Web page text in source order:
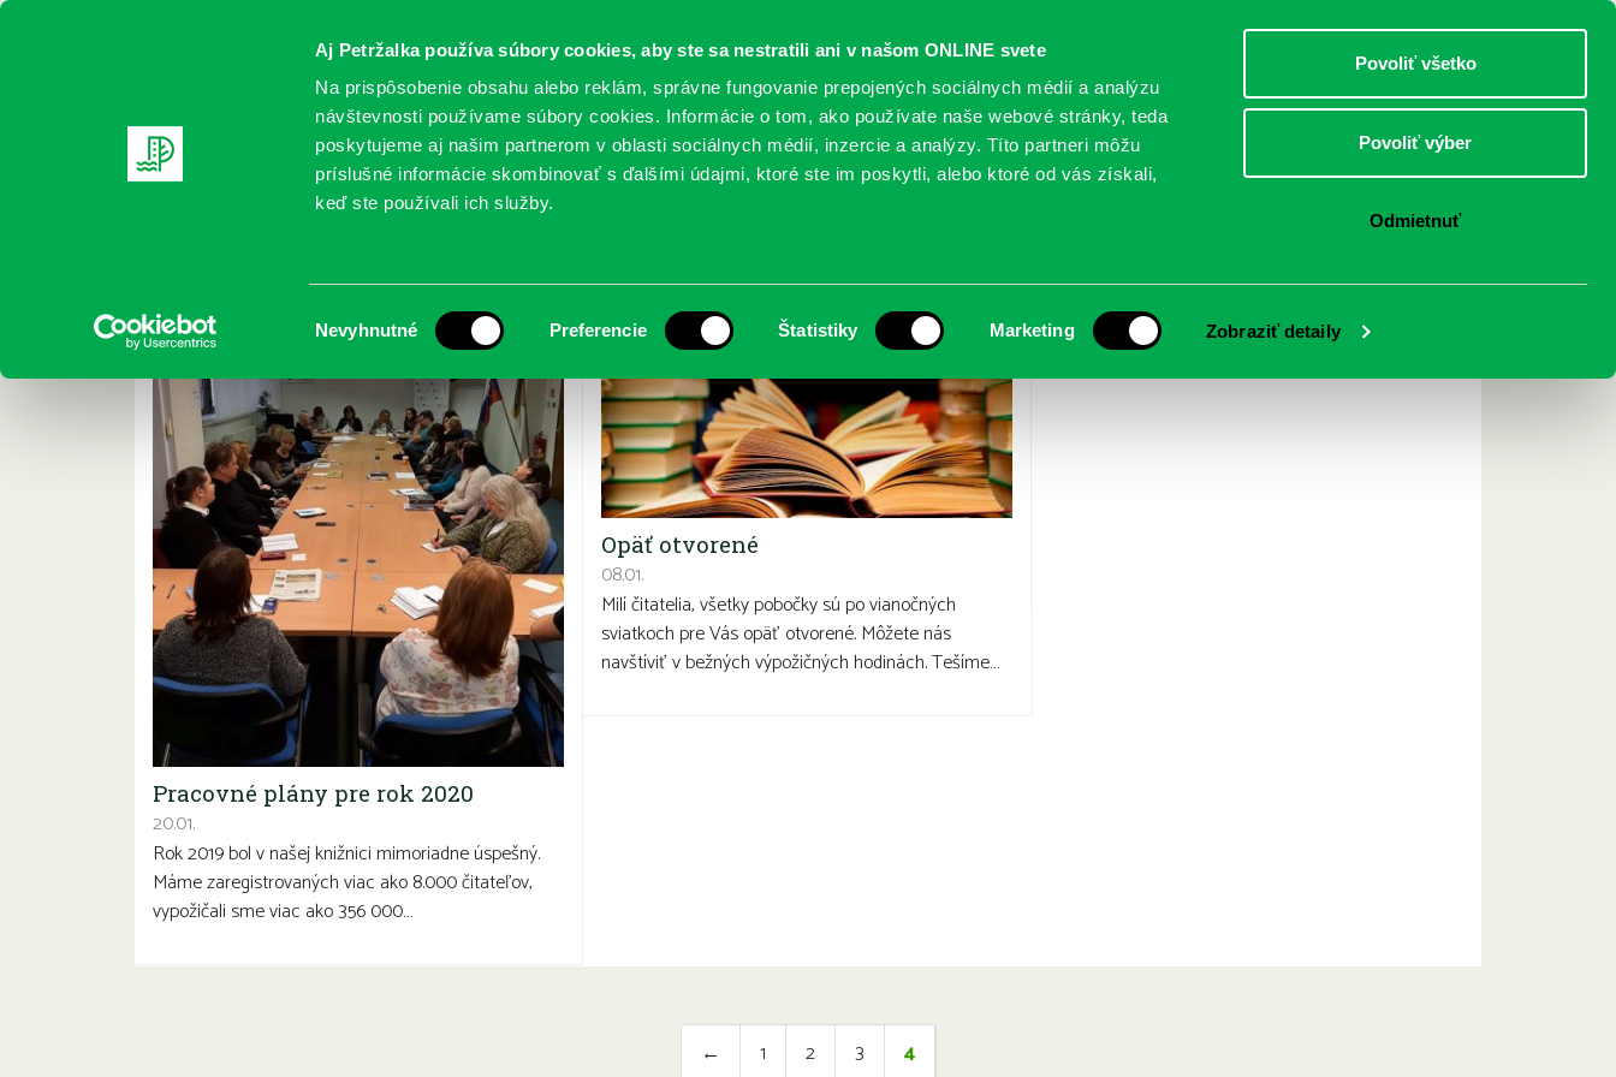
Aj Petržalka používa súbory cookies, aby ste sa nestratili ani v našom ONLINE svete
Na prispôsobenie obsahu alebo reklám, správne fungovanie prepojených sociálnych médií a analýzu
návštevnosti používame súbory cookies. Informácie o tom, ako používate naše webové stránky, teda
poskytujeme aj našim partnerom v oblasti sociálnych médií, inzercie a analýzy. Títo partneri môžu
príslušné informácie skombinovať s ďalšími údajmi, ktoré ste im poskytli, alebo ktoré od vás získali,
keď ste používali ich služby.
súhlasu
Nevyhnutné Preferencie Štatistiky Marketing Zobraziť detaily
Povoliť všetko
Povoliť výber
Odmietnuť
DOSPELÍ
REGISTRUJTE SA ONLINE KATALÓGY SLUŽBY PODUJATIA POBOČKY O KNIŽNICI
Archív
Pracovné plány pre rok 2020
20.01.
Rok 2019 bol v našej knižnici mimoriadne úspešný.
Máme zaregistrovaných viac ako 8.000 čitateľov,
vypožičali sme viac ako 356 000…
Opäť otvorené
08.01.
Milí čitatelia, všetky pobočky sú po vianočných
sviatkoch pre Vás opäť otvorené. Môžete nás
navštíviť v bežných výpožičných hodinách. Tešíme…
← 1 2 3 4